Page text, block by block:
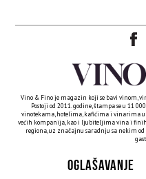
Vino & Fino je magazin koji se bavi vinom,
Postoji od 2011. godine, štampa se u 11
vinotekama, hotelima, kafićima i vinarima
većih kompanija, kao i ljubiteljima vina i
regiona, uz značajnu saradnju sa nekim
OGLAŠAVANJE